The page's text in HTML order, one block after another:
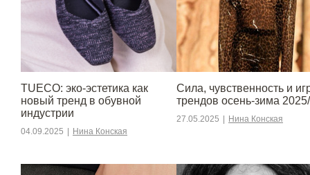
TUECO: эко-эстетика как
новый тренд в обувной
индустрии
04.09.2025 Нина Конская
Сила, чувственность и
трендов осень-зима
27.05.2025 Нина Конская